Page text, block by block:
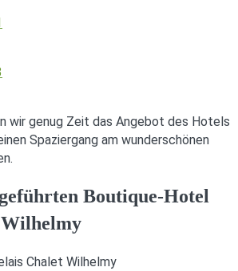
wir genug Zeit das Angebot des Hotels
Spaziergang am wunderschönen
Boutique-Hotel